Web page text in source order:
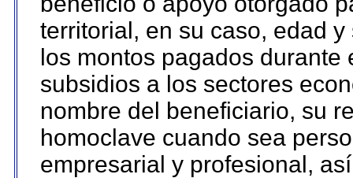
territorial, en su caso, edad
los montos pagados
subsidios a los sectores
nombre del beneficiario, su
homoclave cuando sea
empresarial y profesional,